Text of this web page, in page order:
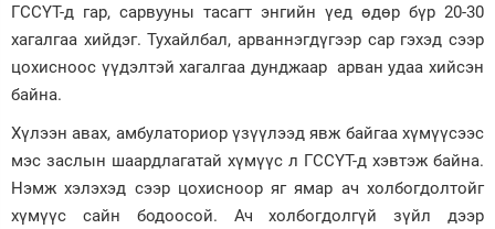
ГССҮТ-д гар, сарвууны тасагт энгийн үед өдөр бүр 20-30
хагалгаа хийдэг. Тухайлбал, арваннэгдүгээр сар гэхэд сээр
цохисноос үүдэлтэй хагалгаа дунджаар арван удаа хийсэн
байна.
Хүлээн авах, амбулаториор үзүүлээд явж байгаа хүмүүсээс
мэс заслын шаардлагатай хүмүүс л ГССҮТ-д хэвтэж байна.
Нэмж хэлэхэд сээр цохисноор яг ямар ач холбогдолтойг
хүмүүс сайн бодоосой. Ач холбогдолгүй зүйл дээр